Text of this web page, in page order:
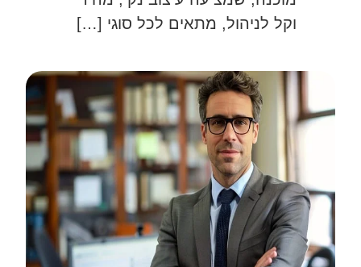
וקל לניהול, מתאים לכל סוגי […]